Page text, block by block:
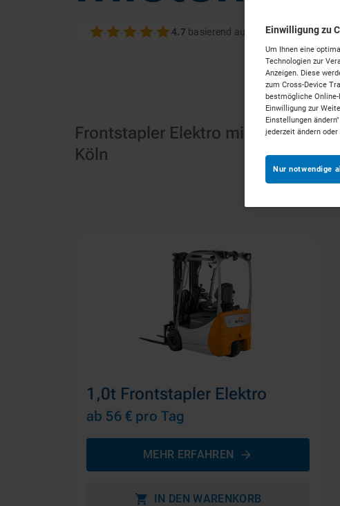
4.7 basierend auf 100+ Bewertungen
Frontstapler Elektro mieten in
Köln
1,0t Frontstapler Elektro
ab 56 € pro Tag
MEHR ERFAHREN
IN DEN WARENKORB
Einwilligung zu
Um Ihnen eine
Technologien zur
Anzeigen. Diese
zum Cross-Device
bestmögliche
Einwilligung zur
Einstellungen
jederzeit ändern
Nur notwendige